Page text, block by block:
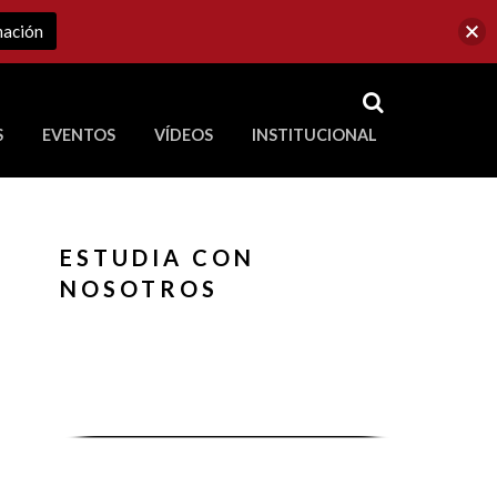
RSS
EVENTOS VÍDEOS INSTITUCIONAL
ESTUDIA CON
NOSOTROS